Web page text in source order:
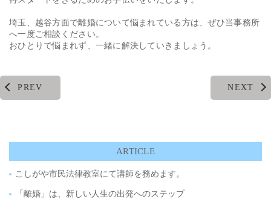
埼玉、越谷方面で離婚について悩まれている方は、ぜひ当事務所
へ一度ご相談ください。
おひとりで悩まれず、一緒に解決していきましょう。
PREV NEXT
ARTICLE
こしがや市民法律教室にて講師を務めます。
「離婚」は、新しい人生の出発へのステップ